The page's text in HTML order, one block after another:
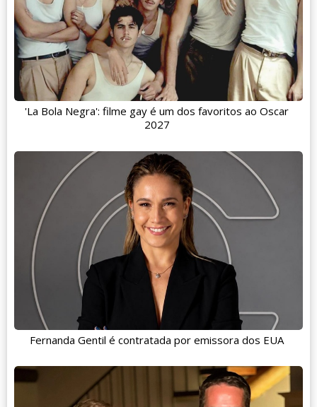
'La Bola Negra': filme gay é um dos favoritos ao Oscar
2027
Fernanda Gentil é contratada por emissora dos EUA